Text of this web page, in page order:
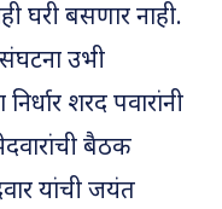
घरी बसणार नाही.
उभी
शरद पवारांनी
बैठक
यांची जयंत